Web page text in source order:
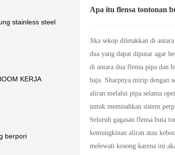
stainless steel
KERJA
berpori
Apa itu flensa tontonan
Jika sekop diletakkan di
dua yang dapat diputar agar
di antara dua flensa pipa dan
baja. Sharpnya mirip dengan
aliran melalui pipa selama
untuk memisahkan sistem
Seluruh gagasan flensa buta
kemungkinan aliran atau
melewati kosong karena ini